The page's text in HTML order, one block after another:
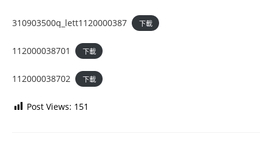
310903500q_lett1120000387 下載
112000038701 下載
112000038702 下載
Post Views: 151